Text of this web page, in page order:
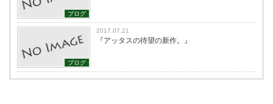
ブログ
ブログ
2017.07.21
『アッタスの待望の新作。』